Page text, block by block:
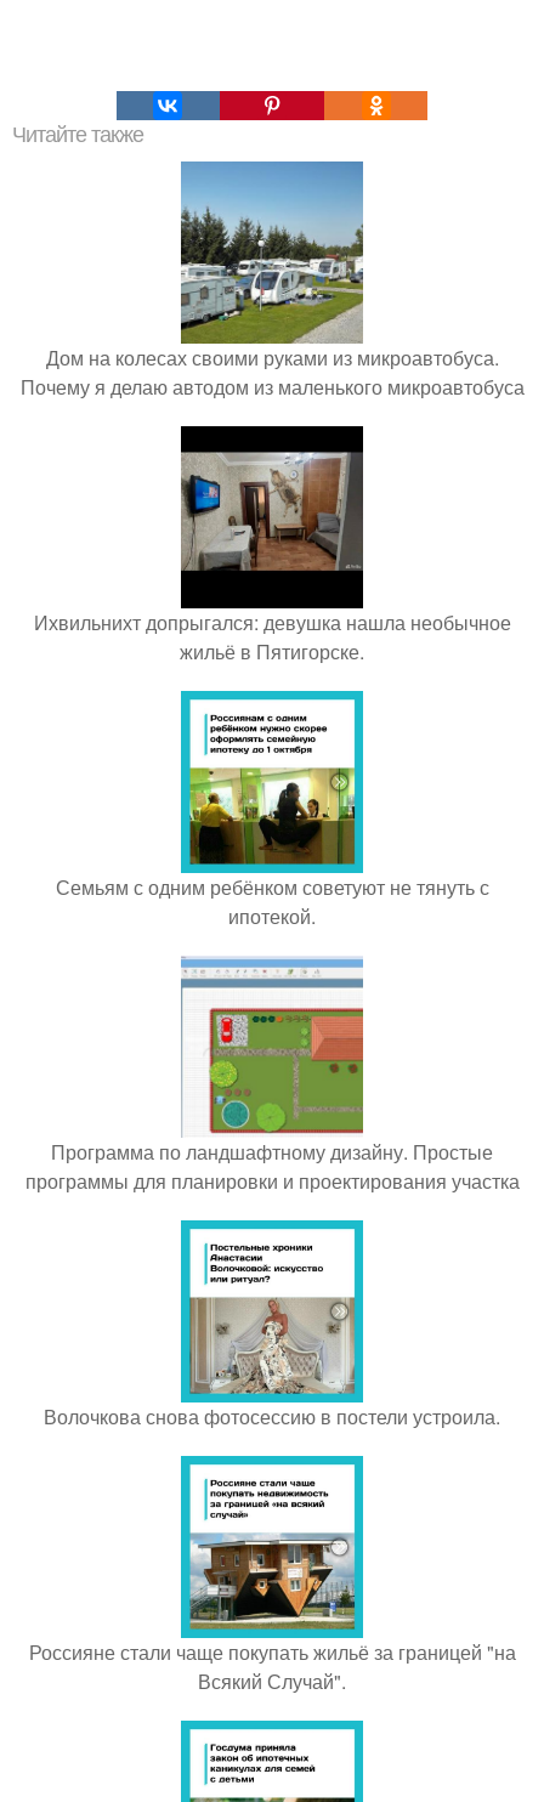
Читайте также
Дом на колесах своими руками из микроавтобуса.
Почему я делаю автодом из маленького микроавтобуса
Ихвильнихт допрыгался: девушка нашла необычное
жильё в Пятигорске.
Семьям с одним ребёнком советуют не тянуть с
ипотекой.
Программа по ландшафтному дизайну. Простые
программы для планировки и проектирования участка
Волочкова снова фотосессию в постели устроила.
Россияне стали чаще покупать жильё за границей "на
Всякий Случай".